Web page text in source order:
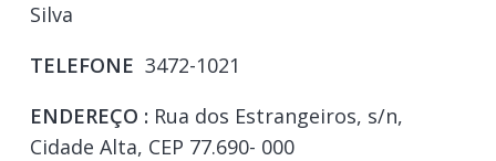
Silva
TELEFONE 3472-1021
ENDEREÇO : Rua dos Estrangeiros, s/n,
Cidade Alta, CEP 77.690- 000